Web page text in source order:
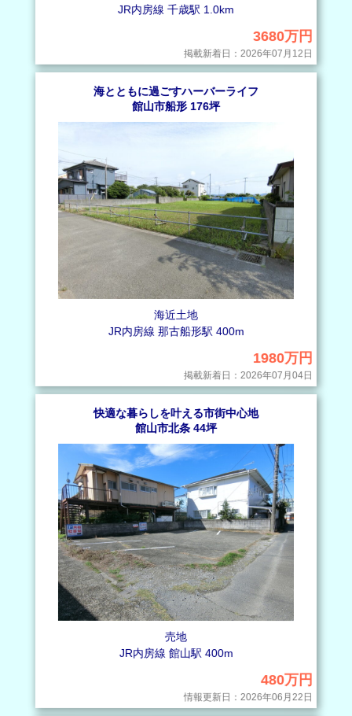
JR内房線 千歳駅 1.0km
3680万円
掲載新着日：2026年07月12日
海とともに過ごすハーバーライフ
館山市船形 176坪
海近土地
JR内房線 那古船形駅 400m
1980万円
掲載新着日：2026年07月04日
快適な暮らしを叶える市街中心地
館山市北条 44坪
売地
JR内房線 館山駅 400m
480万円
情報更新日：2026年06月22日